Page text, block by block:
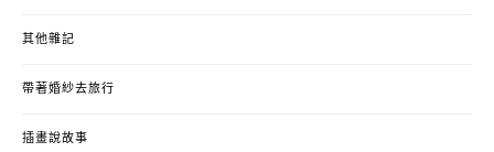
其他雜記
帶著婚紗去旅行
插畫說故事